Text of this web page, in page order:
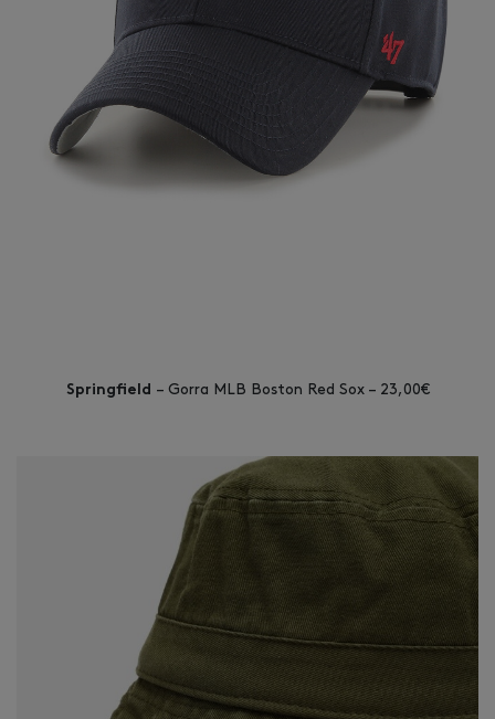
Springfield – Gorra MLB Boston Red Sox – 23,00€